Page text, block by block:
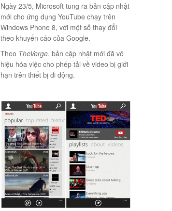
Ngày 23/5, Microsoft tung ra bản cập nhật
mới cho ứng dụng YouTube chạy trên
Windows Phone 8, với một số thay đổi
theo khuyến cáo của Google.
Theo TheVerge, bản cập nhật mới đã vô
hiệu hóa việc cho phép tải về video bị giới
hạn trên thiết bị di động.